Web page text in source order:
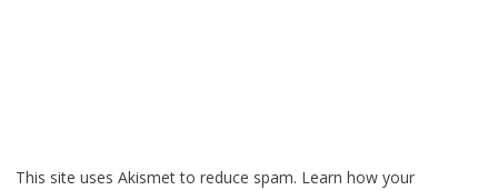
This site uses Akismet to reduce spam. Learn how your